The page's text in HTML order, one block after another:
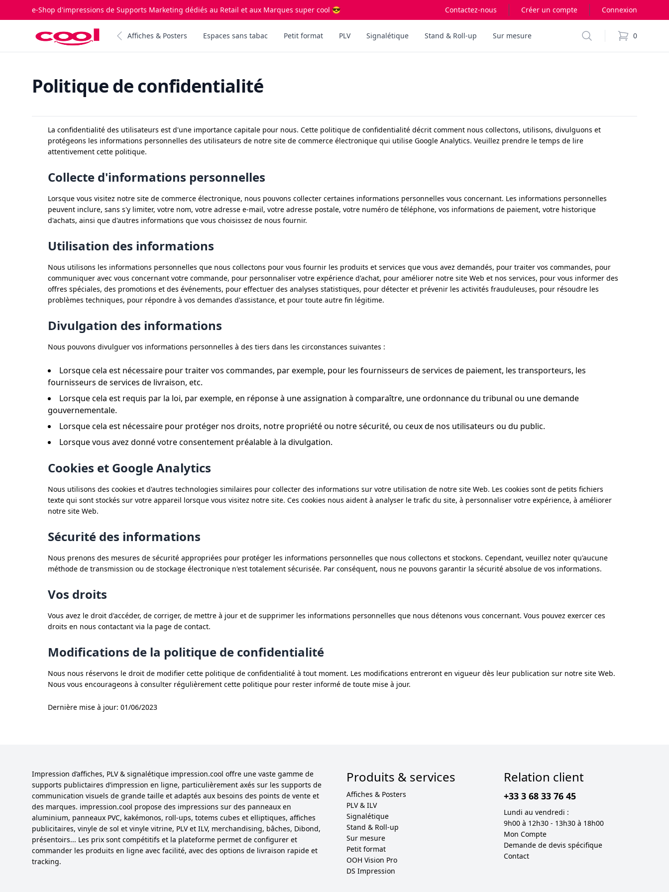
e-Shop d'impressions de Supports Marketing dédiés au Retail et aux Marques super cool 😎 Contactez-nous Créer un compte Connexion
Impression.cool
Affiches & Posters Espaces sans tabac Petit format PLV Signalétique Stand & Roll-up Sur mesure Search 0
items in cart,
Politique de confidentialité
La confidentialité des utilisateurs est d'une importance capitale pour nous. Cette politique de confidentialité décrit comment nous collectons, utilisons, divulguons et
protégeons les informations personnelles des utilisateurs de notre site de commerce électronique qui utilise Google Analytics. Veuillez prendre le temps de lire
attentivement cette politique.
Collecte d'informations personnelles
Lorsque vous visitez notre site de commerce électronique, nous pouvons collecter certaines informations personnelles vous concernant. Les informations personnelles
peuvent inclure, sans s'y limiter, votre nom, votre adresse e-mail, votre adresse postale, votre numéro de téléphone, vos informations de paiement, votre historique
d'achats, ainsi que d'autres informations que vous choisissez de nous fournir.
Utilisation des informations
Nous utilisons les informations personnelles que nous collectons pour vous fournir les produits et services que vous avez demandés, pour traiter vos commandes, pour
communiquer avec vous concernant votre commande, pour personnaliser votre expérience d'achat, pour améliorer notre site Web et nos services, pour vous informer des
offres spéciales, des promotions et des événements, pour effectuer des analyses statistiques, pour détecter et prévenir les activités frauduleuses, pour résoudre les
problèmes techniques, pour répondre à vos demandes d'assistance, et pour toute autre fin légitime.
Divulgation des informations
Nous pouvons divulguer vos informations personnelles à des tiers dans les circonstances suivantes :
Lorsque cela est nécessaire pour traiter vos commandes, par exemple, pour les fournisseurs de services de paiement, les transporteurs, les
fournisseurs de services de livraison, etc.
Lorsque cela est requis par la loi, par exemple, en réponse à une assignation à comparaître, une ordonnance du tribunal ou une demande
gouvernementale.
Lorsque cela est nécessaire pour protéger nos droits, notre propriété ou notre sécurité, ou ceux de nos utilisateurs ou du public.
Lorsque vous avez donné votre consentement préalable à la divulgation.
Cookies et Google Analytics
Nous utilisons des cookies et d'autres technologies similaires pour collecter des informations sur votre utilisation de notre site Web. Les cookies sont de petits fichiers
texte qui sont stockés sur votre appareil lorsque vous visitez notre site. Ces cookies nous aident à analyser le trafic du site, à personnaliser votre expérience, à améliorer
notre site Web.
Sécurité des informations
Nous prenons des mesures de sécurité appropriées pour protéger les informations personnelles que nous collectons et stockons. Cependant, veuillez noter qu'aucune
méthode de transmission ou de stockage électronique n'est totalement sécurisée. Par conséquent, nous ne pouvons garantir la sécurité absolue de vos informations.
Vos droits
Vous avez le droit d'accéder, de corriger, de mettre à jour et de supprimer les informations personnelles que nous détenons vous concernant. Vous pouvez exercer ces
droits en nous contactant via la page de contact.
Modifications de la politique de confidentialité
Nous nous réservons le droit de modifier cette politique de confidentialité à tout moment. Les modifications entreront en vigueur dès leur publication sur notre site Web.
Nous vous encourageons à consulter régulièrement cette politique pour rester informé de toute mise à jour.
Dernière mise à jour: 01/06/2023
Impression d’affiches, PLV & signalétique impression.cool offre une vaste gamme de
supports publictaires d’impression en ligne, particulièrement axés sur les supports de
communication visuels de grande taille et adaptés aux besoins des points de vente et
des marques. impression.cool propose des impressions sur des panneaux en
aluminium, panneaux PVC, kakémonos, roll-ups, totems cubes et elliptiques, affiches
publicitaires, vinyle de sol et vinyle vitrine, PLV et ILV, merchandising, bâches, Dibond,
présentoirs... Les prix sont compétitifs et la plateforme permet de configurer et
commander les produits en ligne avec facilité, avec des options de livraison rapide et
tracking.
Produits & services
Affiches & Posters
PLV & ILV
Signalétique
Stand & Roll-up
Sur mesure
Petit format
OOH Vision Pro
DS Impression
Relation client
+33 3 68 33 76 45
Lundi au vendredi :
9h00 à 12h30 - 13h30 à 18h00
Mon Compte
Demande de devis spécifique
Contact